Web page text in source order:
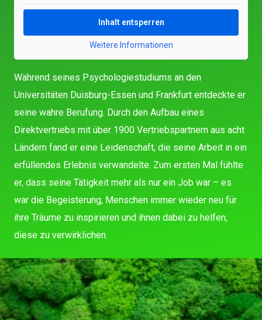
Inhalt entsperren
Weitere Informationen
Während seines Psychologiestudiums an den
Universitäten Duisburg-Essen und Frankfurt entdeckte er
seine wahre Berufung. Durch den Aufbau eines
Direktvertriebs mit über 1900 Vertriebspartnern aus acht
Ländern fand er eine Leidenschaft, die seine Arbeit in ein
erfüllendes Erlebnis verwandelte. Zum ersten Mal fühlte
er, dass seine Tätigkeit mehr als nur ein Job war – es
war die Begeisterung, Menschen immer wieder neu für
ihre Träume zu inspirieren und ihnen dabei zu helfen,
diese zu verwirklichen.